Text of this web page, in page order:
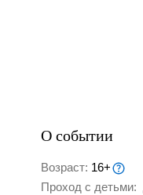
О событии
Возраст: 16+
Проход с детьми: